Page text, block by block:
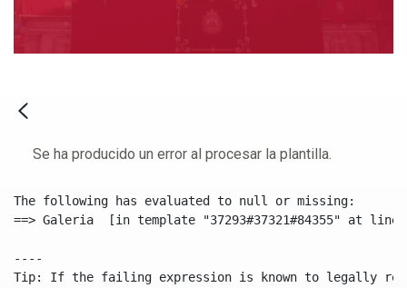
Se ha producido un error al procesar la plantilla.
The following has evaluated to null or missing:
==> Galeria  [in template "37293#37321#84355" at line
----
Tip: If the failing expression is known to legally refer